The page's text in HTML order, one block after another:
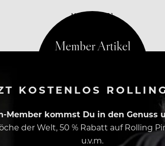
MAI 19, 2021
KOSTENLOS
Member kommst Du in den Genuss
der Welt, 50 % Rabatt auf Rolling
u.v.m.